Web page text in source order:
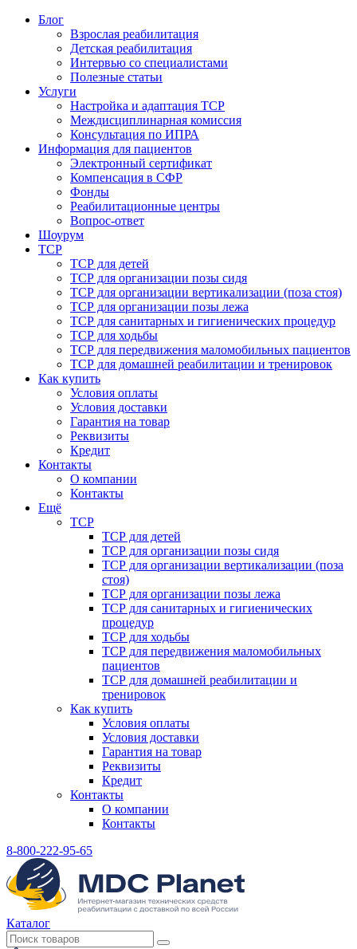
Блог
Взрослая реабилитация
Детская реабилитация
Интервью со специалистами
Полезные статьи
Услуги
Настройка и адаптация ТСР
Междисциплинарная комиссия
Консультация по ИПРА
Информация для пациентов
Электронный сертификат
Компенсация в СФР
Фонды
Реабилитационные центры
Вопрос-ответ
Шоурум
ТСР
ТСР для детей
ТСР для организации позы сидя
ТСР для организации вертикализации (поза стоя)
ТСР для организации позы лежа
ТСР для санитарных и гигиенических процедур
ТСР для ходьбы
ТСР для передвижения маломобильных пациентов
ТСР для домашней реабилитации и тренировок
Как купить
Условия оплаты
Условия доставки
Гарантия на товар
Реквизиты
Кредит
Контакты
О компании
Контакты
Ещё
ТСР
ТСР для детей
ТСР для организации позы сидя
ТСР для организации вертикализации (поза
стоя)
ТСР для организации позы лежа
ТСР для санитарных и гигиенических
процедур
ТСР для ходьбы
ТСР для передвижения маломобильных
пациентов
ТСР для домашней реабилитации и
тренировок
Как купить
Условия оплаты
Условия доставки
Гарантия на товар
Реквизиты
Кредит
Контакты
О компании
Контакты
8-800-222-95-65
Каталог